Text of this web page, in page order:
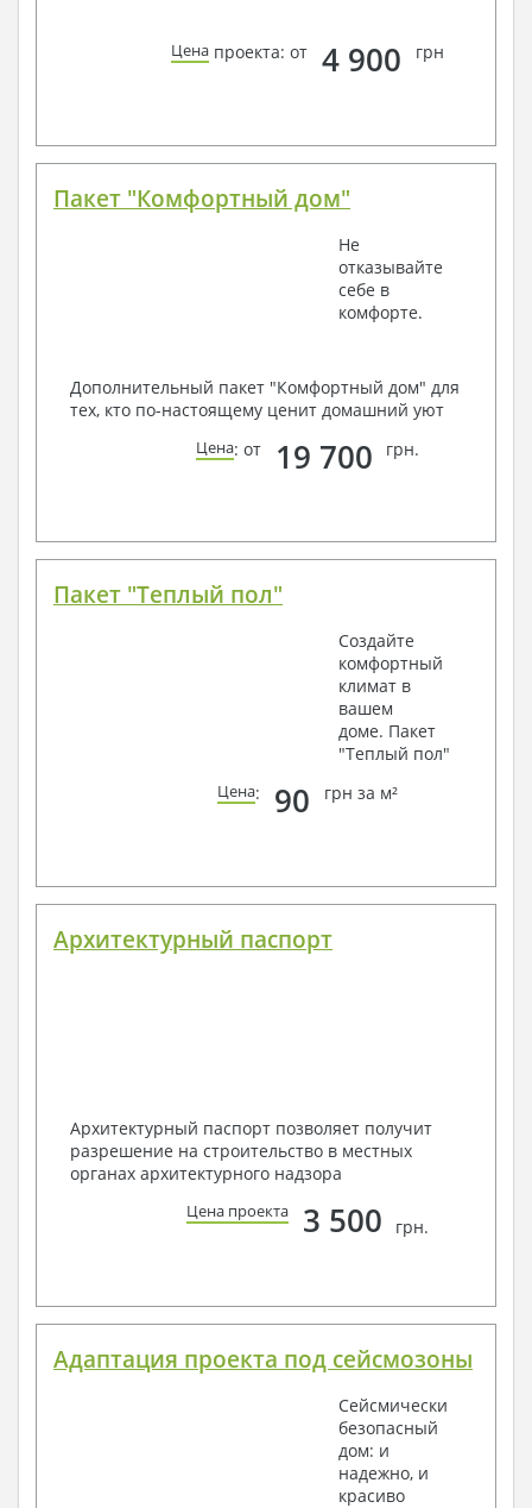
Цена проекта: от 4 900 грн
Пакет "Комфортный дом"
Не
отказывайте
себе в
комфорте.
Дополнительный пакет "Комфортный дом" для
тех, кто по-настоящему ценит домашний уют
Цена: от 19 700 грн.
Пакет "Теплый пол"
Создайте
комфортный
климат в
вашем
доме. Пакет
"Теплый пол"
Цена: 90 грн за м²
Архитектурный паспорт
Архитектурный паспорт позволяет получит
разрешение на строительство в местных
органах архитектурного надзора
Цена проекта 3 500 грн.
Адаптация проекта под сейсмозоны
Сейсмически
безопасный
дом: и
надежно, и
красиво